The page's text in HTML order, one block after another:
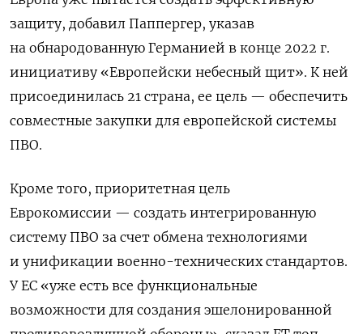
защиту, добавил Паппергер, указав
на обнародованную Германией в конце 2022 г.
инициативу «Европейски небесный щит». К ней
присоединилась 21 страна, ее цель — обеспечить
совместные закупки для европейской системы
ПВО.
Кроме того, приоритетная цель
Еврокомиссии — создать интегрированную
систему ПВО за счет обмена технологиями
и унификации военно-технических стандартов.
У ЕС «уже есть все функциональные
возможности для создания эшелонированной